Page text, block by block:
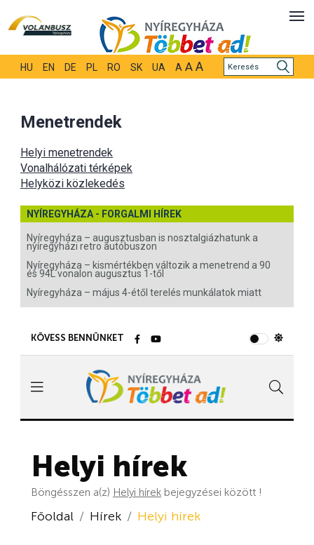
HU EN DE PL RO SK UA A A A
Menetrendek
Helyi menetrendek
Vonalhálózati térképek
Helyközi közlekedés
NYÍREGYHÁZA - FORGALMI HÍREK
Nyíregyháza – augusztusban is nosztalgiázhatunk a
nyíregyházi retro autóbuszon
Nyíregyháza – kismértékben változik a menetrend a 90
és 94L vonalon augusztus 1-től
Nyíregyháza – május 4-étől terelés munkálatok miatt